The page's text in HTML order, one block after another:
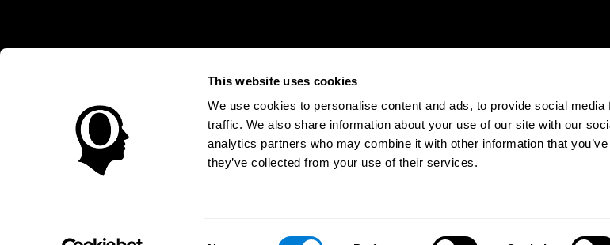
This website uses cookies
We use cookies to personalise content and ads, to provide social media
traffic. We also share information about your use of our site with our
analytics partners who may combine it with other information that
they’ve collected from your use of their services.
* Las evaluaciones de CogniFit están diseñadas para detectar alteraciones y deterioro cognitivo con el fin de ofrecer a un
clínico, los resultados de CogniFit (cuando son interpretados por un profesional de la salud cualificado), se pueden utilizar
neuropsicológica (por ejemplo, un examen neuropsicológico completo). CogniFit no ofrece directamente un diagnóstico médico
puede ser realizada por un médico o psicólogo cualificado teniendo en cuenta una amplia gama de posibles factores. De
un dispositivo médico certicado por la FDA. El producto puede ser utilizado para estudios de investigación en cualquier campo
uso del producto debe hacerse en los sujetos humanos apropiados conforme al procedimiento dictado por el centro de
sujeto humano nunca no podrán ser, en ningún caso, inferiores a las requeridas para cualquier sujeto de investigación en virtud